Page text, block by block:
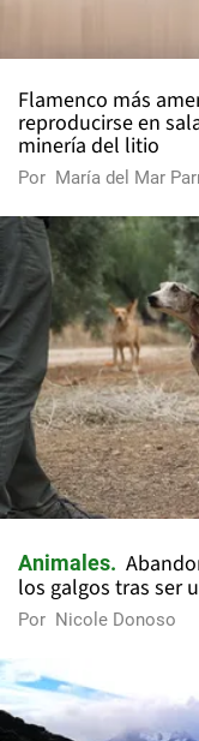
Flamenco más
reproducirse en
minería del litio
Por María del Mar
Animales
los galgos tras ser
Por Nicole Donoso